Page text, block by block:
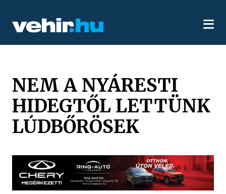
NEM A NYÁRESTI
HIDEGTŐL LETTÜNK
LÚDBŐRÖSEK